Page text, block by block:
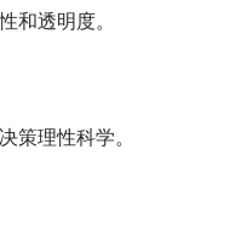
和透明度。
策理性科学。